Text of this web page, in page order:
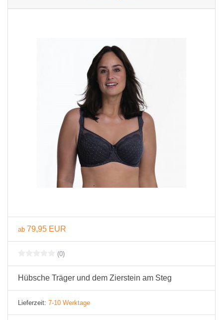
ab 79,95 EUR
(0)
Hübsche Träger und dem Zierstein am Steg
Lieferzeit: 7-10 Werktage